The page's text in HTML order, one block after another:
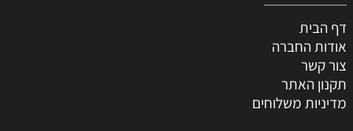
דף הבית
אודות החברה
צור קשר
תקנון האתר
מדיניות משלוחים